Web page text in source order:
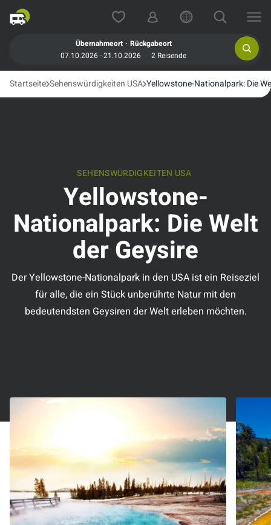
Übernahmeort . Rückgabeort
07.10.2026 - 21.10.2026
2 Reisende
Startseite Sehenswürdigkeiten USA Yellowstone-Nationalpark: Die
SEHENSWÜRDIGKEITEN USA
Yellowstone-
Nationalpark: Die Welt
der Geysire
Der Yellowstone-Nationalpark in den USA ist ein Reiseziel
für alle, die ein Stück unberührte Natur mit den
bedeutendsten Geysiren der Welt erleben möchten.